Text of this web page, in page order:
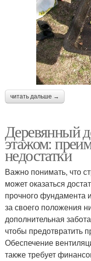
читать дальше →
Деревянный
этажом:
недостатки
Важно понимать, что
может оказаться
прочного фундамента
за своего положения
дополнительная
чтобы предотвратить
Обеспечение
также требует